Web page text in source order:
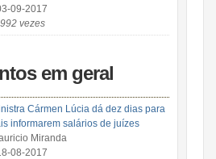
09-2017
vezes
em geral
Cármen Lúcia dá dez dias para
informarem salários de juízes
Miranda
08-2017